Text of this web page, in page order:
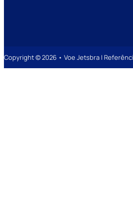
Copyright © 2026 • Voe Jetsbra |